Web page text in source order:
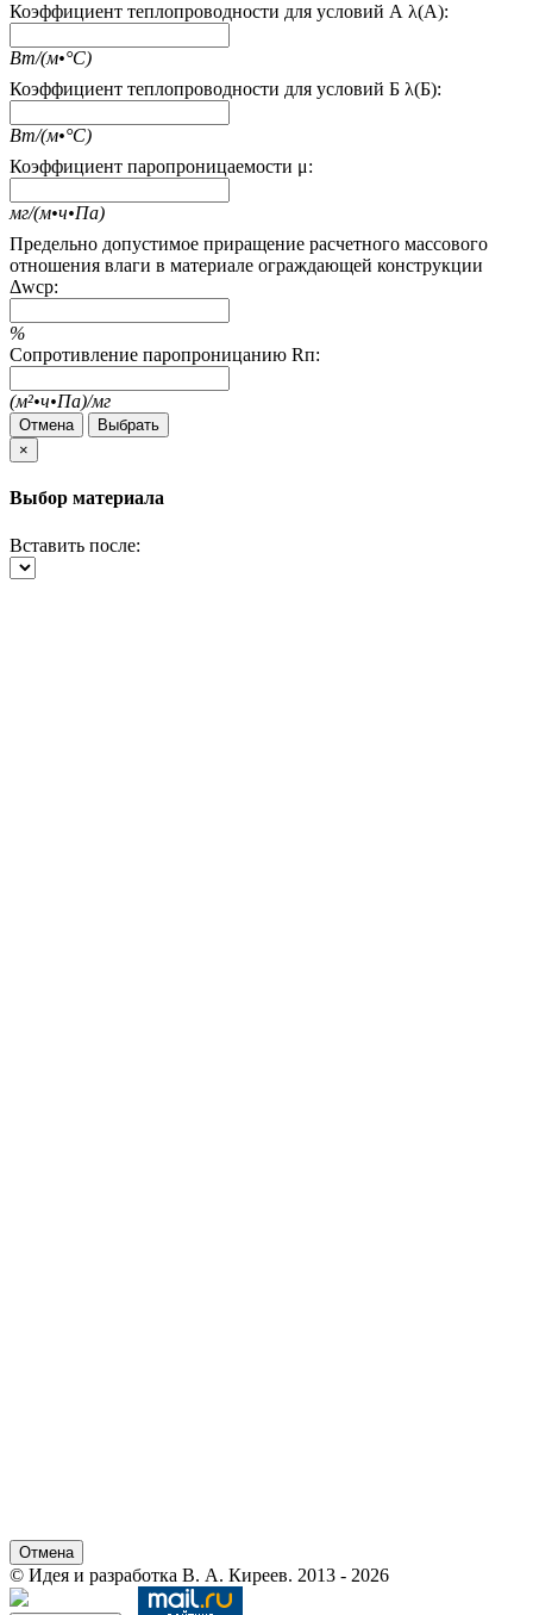
Коэффициент теплопроводности для условий А λ(А):
Вт/(м•°С)
Коэффициент теплопроводности для условий Б λ(Б):
Вт/(м•°С)
Коэффициент паропроницаемости μ:
мг/(м•ч•Па)
Предельно допустимое приращение расчетного массового
отношения влаги в материале ограждающей конструкции
Δwcp:
%
Сопротивление паропроницанию Rп:
(м²•ч•Па)/мг
Отмена
Выбрать
×
Выбор материала
Вставить после:
Отмена
© Идея и разработка В. А. Киреев. 2013 - 2026